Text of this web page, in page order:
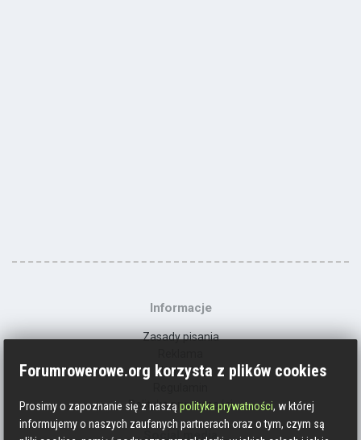
Informacje
Zasady pisania
Kontakt
Polityka prywatności
Social media
Forumrowerowe.org korzysta z plików cookies
Prosimy o zapoznanie się z nasząpolityka prywatności, w której
informujemy o naszych zaufanych partnerach oraz o tym, czym są